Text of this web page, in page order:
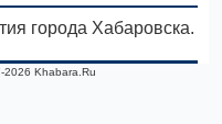
города Хабаровска.
2026 Khabara.Ru